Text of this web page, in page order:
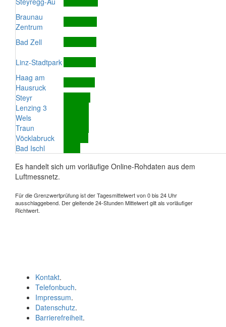
Braunau
Zentrum
Bad Zell
Linz-Stadtpark
Haag am
Hausruck
Steyr
Lenzing 3
Wels
Traun
Vöcklabruck
Bad Ischl
Es handelt sich um vorläufige Online-Rohdaten aus dem
Luftmessnetz.
Für die Grenzwertprüfung ist der Tagesmittelwert von 0 bis 24 Uhr
ausschlaggebend. Der gleitende 24-Stunden Mittelwert gilt als vorläufiger
Richtwert.
Kontakt.
Telefonbuch.
Impressum.
Datenschutz.
Barrierefreiheit.